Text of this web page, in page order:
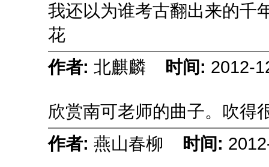
我还以为谁考古翻出来的千
花
作者: 北麒麟 时间: 2012-
欣赏南可老师的曲子。吹得
作者: 燕山春柳 时间: